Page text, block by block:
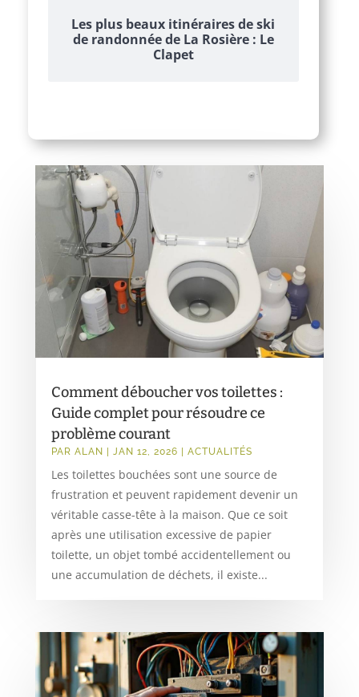
Les plus beaux itinéraires de ski
de randonnée de La Rosière : Le
Clapet
Comment déboucher vos toilettes :
Guide complet pour résoudre ce
problème courant
PAR ALAN JAN 12, 2026 ACTUALITÉS
Les toilettes bouchées sont une source de
frustration et peuvent rapidement devenir un
véritable casse-tête à la maison. Que ce soit
après une utilisation excessive de papier
toilette, un objet tombé accidentellement ou
une accumulation de déchets, il existe...